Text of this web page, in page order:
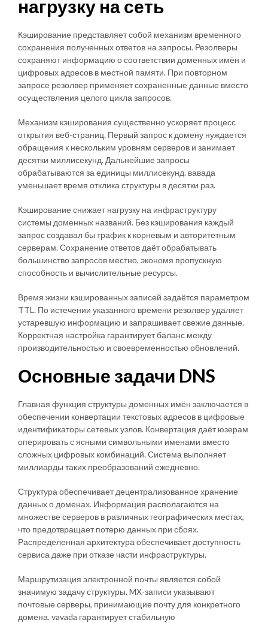
нагрузку на сеть
Кэширование представляет собой механизм временного
сохранения полученных ответов на запросы. Резолверы
сохраняют информацию о соответствии доменных имён и
цифровых адресов в местной памяти. При повторном
запросе резолвер применяет сохраненные данные вместо
осуществления целого цикла запросов.
Механизм кэширования существенно ускоряет процесс
открытия веб-страниц. Первый запрос к домену нуждается
обращения к нескольким уровням серверов и занимает
десятки миллисекунд. Дальнейшие запросы
обрабатываются за единицы миллисекунд. вавада
уменьшает время отклика структуры в десятки раз.
Кэширование снижает нагрузку на инфраструктуру
системы доменных названий. Без кэширования каждый
запрос создавал бы трафик к корневым и авторитетным
серверам. Сохранение ответов даёт обрабатывать
большинство запросов местно, экономя пропускную
способность и вычислительные ресурсы.
Время жизни кэшированных записей задаётся параметром
TTL. По истечении указанного времени резолвер удаляет
устаревшую информацию и запрашивает свежие данные.
Корректная настройка гарантирует баланс между
производительностью и своевременностью обновлений.
Основные задачи DNS
Главная функция структуры доменных имён заключается в
обеспечении конвертации текстовых адресов в цифровые
идентификаторы сетевых узлов. Конвертация даёт юзерам
оперировать с ясными символьными именами вместо
сложных цифровых комбинаций. Система выполняет
миллиарды таких преобразований ежедневно.
Структура обеспечивает децентрализованное хранение
данных о доменах. Информация располагаются на
множестве серверов в различных географических местах,
что предотвращает потерю данных при сбоях.
Распределенная архитектура обеспечивает доступность
сервиса даже при отказе части инфраструктуры.
Маршрутизация электронной почты является собой
значимую задачу структуры. MX-записи указывают
почтовые серверы, принимающие почту для конкретного
домена. vavada гарантирует стабильную